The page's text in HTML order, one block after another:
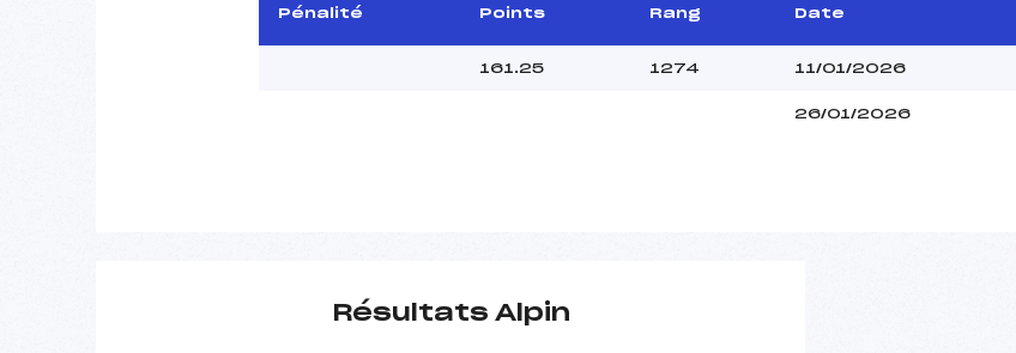
Pénalité Points Rang Date
161.25 1274 11/01/2026
26/01/2026
Résultats Alpin